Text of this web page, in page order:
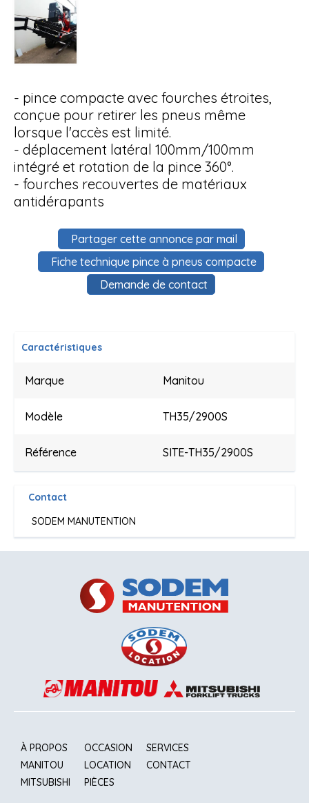
- pince compacte avec fourches étroites,
conçue pour retirer les pneus même
lorsque l'accès est limité.
- déplacement latéral 100mm/100mm
intégré et rotation de la pince 360°.
- fourches recouvertes de matériaux
antidérapants
Demande de contact
Partager cette annonce par mail
Fiche technique pince à pneus compacte
Caractéristiques
Marque Manitou
Modèle TH35/2900S
Référence SITE-TH35/2900S
Contact
SODEM MANUTENTION
À PROPOS
MANITOU
MITSUBISHI
OCCASION
LOCATION
PIÈCES
SERVICES
CONTACT